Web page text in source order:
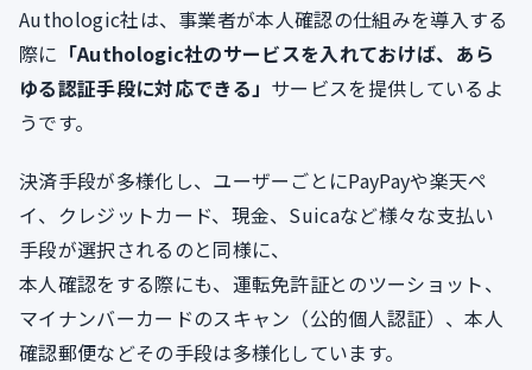
Authologic社は、事業者が本人確認の仕組みを導入する
際に 「Authologic社のサービスを入れておけば、あら
ゆる認証手段に対応できる」 サービスを提供しているよ
うです。
決済手段が多様化し、ユーザーごとにPayPayや楽天ペ
イ、クレジットカード、現金、Suicaなど様々な支払い
手段が選択されるのと同様に、
本人確認をする際にも、運転免許証とのツーショット、
マイナンバーカードのスキャン（公的個人認証）、本人
確認郵便などその手段は多様化しています。